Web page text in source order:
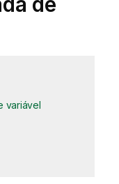
variável